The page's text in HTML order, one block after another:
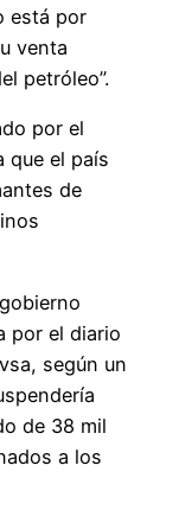
está por
venta
petróleo”.
por el
que el país
de
por el diario
según un
de 38 mil
a los